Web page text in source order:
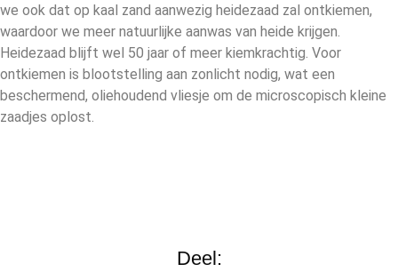
we ook dat op kaal zand aanwezig heidezaad zal ontkiemen,
waardoor we meer natuurlijke aanwas van heide krijgen.
Heidezaad blijft wel 50 jaar of meer kiemkrachtig. Voor
ontkiemen is blootstelling aan zonlicht nodig, wat een
beschermend, oliehoudend vliesje om de microscopisch kleine
zaadjes oplost.
Deel: